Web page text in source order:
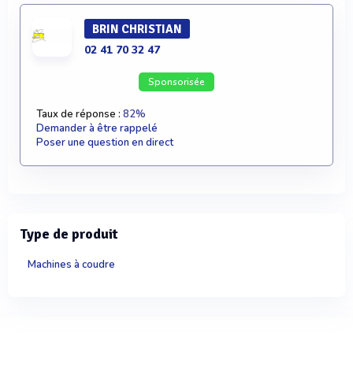
BRIN CHRISTIAN
02 41 70 32 47
Sponsorisée
Taux de réponse : 82%
Demander à être rappelé
Poser une question en direct
Type de produit
Machines à coudre